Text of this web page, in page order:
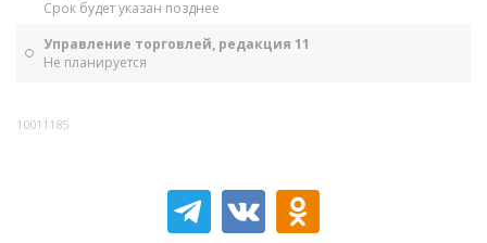
Срок будет указан позднее
Управление торговлей, редакция 11
Не планируется
10011185